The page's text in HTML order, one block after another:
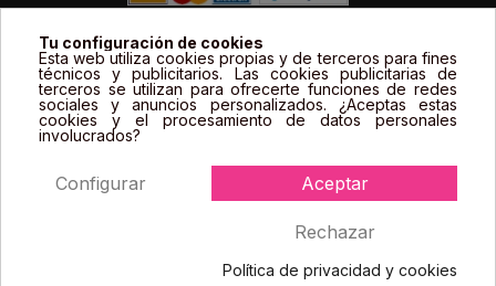
Todos los precios estás expresados en Euros e
incluyen el IVA. | Todas las marcas, logotipos y fotos de
productos son propiedad legal de sus propietarios y
sólo se muestran a título informativo.
Tu configuración de cookies
Esta web utiliza cookies propias y de terceros para fines
técnicos y publicitarios. Las cookies publicitarias de
terceros se utilizan para ofrecerte funciones de redes
sociales y anuncios personalizados. ¿Aceptas estas
cookies y el procesamiento de datos personales
involucrados?
Aceptar
Rechazar
Configurar
Política de privacidad y cookies